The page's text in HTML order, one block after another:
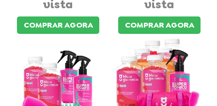
COMPRAR AGORA COMPRAR AGORA